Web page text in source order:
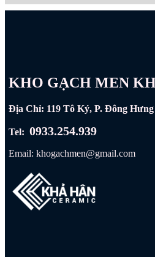
KHO GẠCH MEN
Địa Chỉ: 119 Tô Ký, P. Đông
Tel:0933.254.939
Email: khogachmen@gmail.com